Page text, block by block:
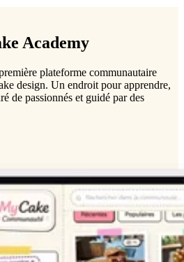
Academy
plateforme communautaire
design. Un endroit pour apprendre,
de passionnés et guidé par des